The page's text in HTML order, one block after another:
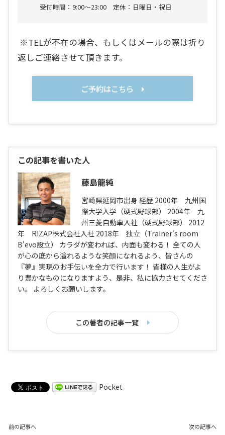
受付時間：9:00～23:00 定休：日曜日・祝日
※TELが不在の場合、もしくはメールの際は折り
返しご連絡させて頂きます。
ご予約はこちら
この記事を書いた人
藤島龍純
宮崎県延岡市出身 経歴 2000年 九州国
際大学入学（硬式野球部） 2004年 九
州三菱自動車入社（硬式野球部） 2012
年 RIZAP株式会社入社 2018年 独立（Trainer's room
B'evo設立） カラダが変われば、内面も変わる！ 全ての人
が心の底から溢れるような笑顔になれるよう、皆さんの
『夢』実現のお手伝いを全力で行います！ 皆様の人生がよ
り豊かなものになりますよう、是非、私に協力させてくださ
い。 よろしくお願いします。
この著者の記事一覧
Pocket
前の記事へ 次の記事へ